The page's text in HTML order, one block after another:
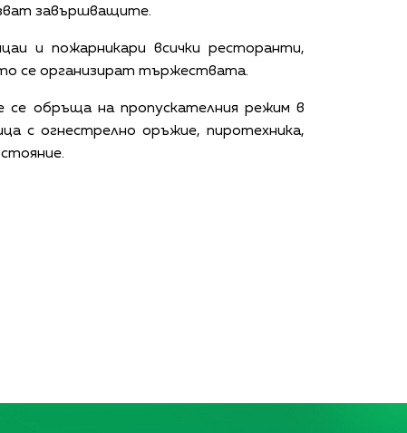
завършващите.
и пожарникари всички ресторанти,
се организират тържествата.
се обръща на пропускателния режим в
с огнестрелно оръжие, пиротехника,